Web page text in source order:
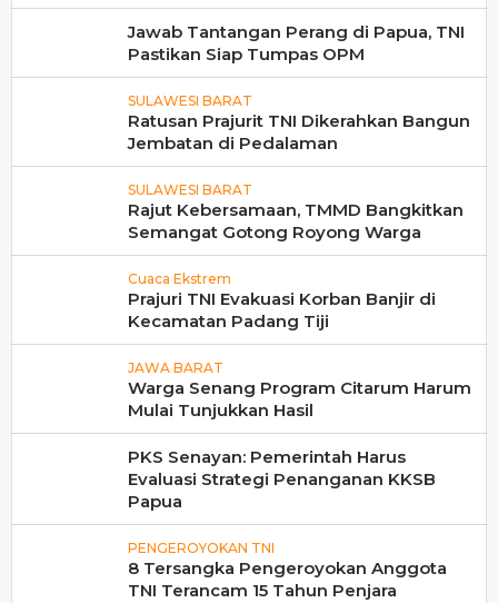
Jawab Tantangan Perang di Papua, TNI
Pastikan Siap Tumpas OPM
SULAWESI BARAT
Ratusan Prajurit TNI Dikerahkan Bangun
Jembatan di Pedalaman
SULAWESI BARAT
Rajut Kebersamaan, TMMD Bangkitkan
Semangat Gotong Royong Warga
Cuaca Ekstrem
Prajuri TNI Evakuasi Korban Banjir di
Kecamatan Padang Tiji
JAWA BARAT
Warga Senang Program Citarum Harum
Mulai Tunjukkan Hasil
PKS Senayan: Pemerintah Harus
Evaluasi Strategi Penanganan KKSB
Papua
PENGEROYOKAN TNI
8 Tersangka Pengeroyokan Anggota
TNI Terancam 15 Tahun Penjara